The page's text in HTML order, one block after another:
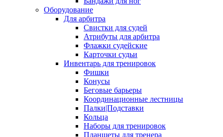
Оборудование
Для арбитра
Свистки для судей
Атрибуты для арбитра
Флажки судейские
Карточки судьи
Инвентарь для тренировок
Фишки
Конусы
Беговые барьеры
Координационные лестницы
Палки|Подставки
Кольца
Наборы для тренировок
Планшеты для тренера